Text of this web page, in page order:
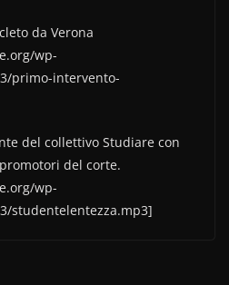
da Verona
wp-
primo-intervento-
del collettivo Studiare con
del corte.
wp-
studentelentezza.mp3]